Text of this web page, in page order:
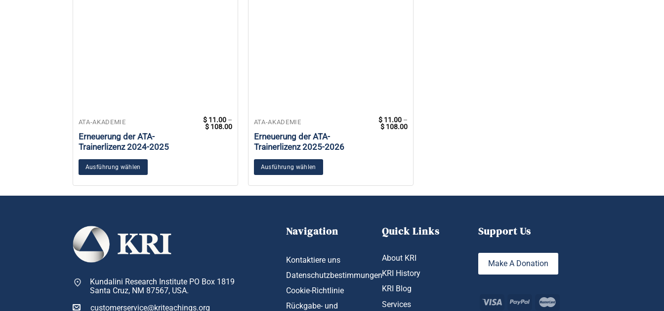
ATA-AKADEMIE
Erneuerung der ATA-
Trainerlizenz 2024-2025
$ 11.00 –
$ 108.00Preisspanne:
$ 11.00
$ 108.00
Ausführung wählen
Dieses
Produkt
weist
Varianten
der
Produktseite
gewählt
ATA-AKADEMIE
Erneuerung der ATA-
Trainerlizenz 2025-2026
$ 11.00 –
$ 108.00Preisspanne:
Ausführung wählen
Dieses
Produkt
weist
Varianten
Kundalini Research Institute PO Box 1819
Santa Cruz, NM 87567, USA.
customerservice@kriteachings.org
Navigation
Kontaktiere uns
Datenschutzbestimmungen
Cookie-Richtlinie
Rückgabe- und
Quick Links
About KRI
KRI History
KRI Blog
Services
Support Us
Make A Donation